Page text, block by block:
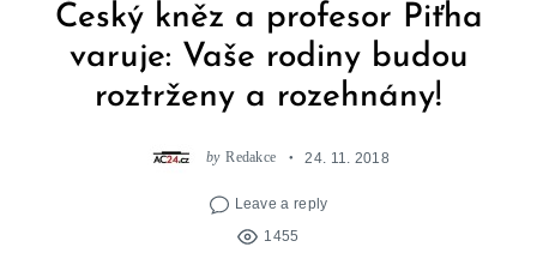
Český kněz a profesor Piťha
varuje: Vaše rodiny budou
roztrženy a rozehnány!
by Redakce 24. 11. 2018
Leave a reply
1455